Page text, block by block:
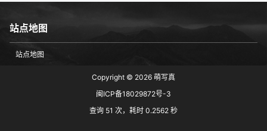
站点地图
站点地图
Copyright © 2026 萌写真
闽ICP备18029872号-3
查询 51 次，耗时 0.2562 秒